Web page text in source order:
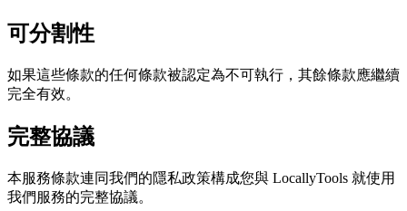
可分割性
如果這些條款的任何條款被認定為不可執行，其餘條款應繼續
完全有效。
完整協議
本服務條款連同我們的隱私政策構成您與 LocallyTools 就使用
我們服務的完整協議。